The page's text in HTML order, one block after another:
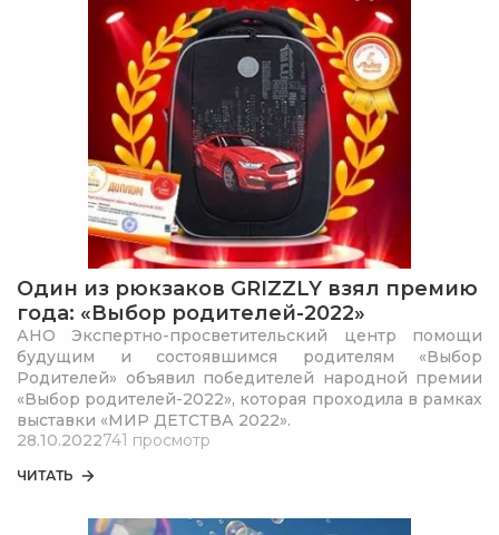
Один из рюкзаков GRIZZLY взял премию
года: «Выбор родителей-2022»
АНО Экспертно-просветительский центр помощи
будущим и состоявшимся родителям «Выбор
Родителей» объявил победителей народной премии
«Выбор родителей-2022», которая проходила в рамках
выставки «МИР ДЕТСТВА 2022».
28.10.2022741 просмотр
ЧИТАТЬ